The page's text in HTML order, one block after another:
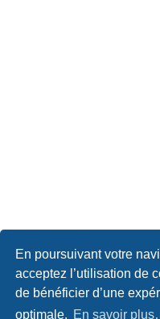
En poursuivant votre
acceptez l’utilisation de
de bénéficier d’une
optimale. En savoir